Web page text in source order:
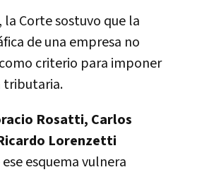
la Corte sostuvo que la
de una empresa no
criterio para imponer
tributaria.
Rosatti, Carlos
Lorenzetti
esquema vulnera